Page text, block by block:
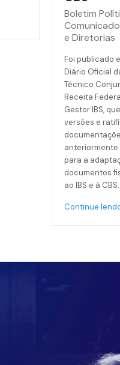
Boletim
e Diretorias
Foi publicado
Diário Oficial
Técnico
Receita
Gestor IBS,
versões e
anteriormente
para a
documentos
ao IBS e à CBS.
Continue